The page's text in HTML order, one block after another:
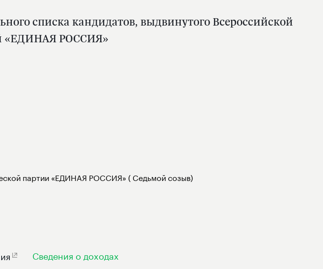
списка кандидатов, выдвинутого Всероссийской
«ЕДИНАЯ РОССИЯ»
партии «ЕДИНАЯ РОССИЯ» ( Седьмой созыв)
Сведения о доходах